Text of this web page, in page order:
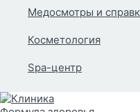
Медосмотры и
Косметология
Spa-центр